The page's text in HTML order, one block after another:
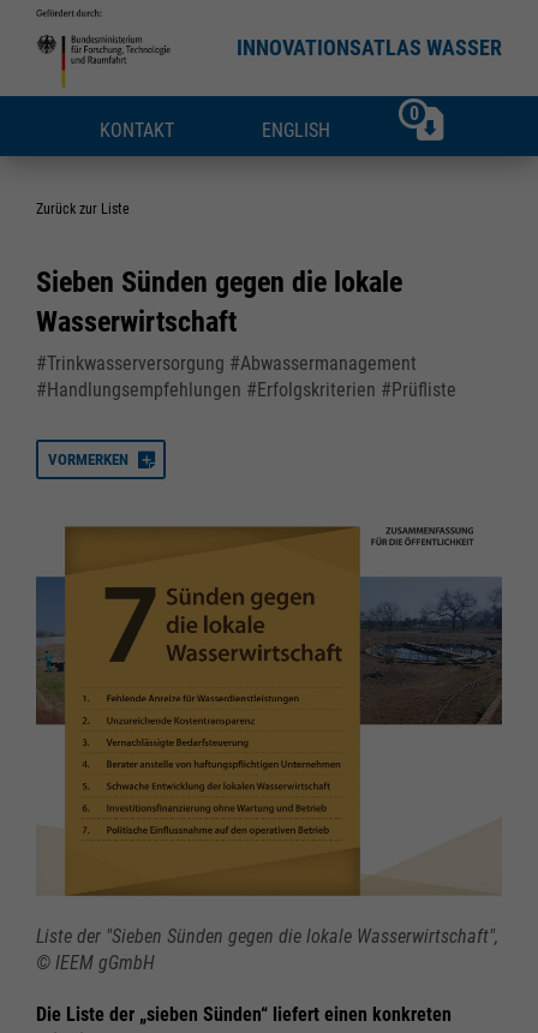
INNOVATIONSATLAS WASSER
KONTAKT ENGLISH
0
Zurück zur Liste
Sieben Sünden gegen die lokale
Wasserwirtschaft
#Trinkwasserversorgung #Abwassermanagement
#Handlungsempfehlungen #Erfolgskriterien #Prüfliste
VORMERKEN
Liste der "Sieben Sünden gegen die lokale Wasserwirtschaft",
© IEEM gGmbH
Die Liste der „sieben Sünden“ liefert einen konkreten